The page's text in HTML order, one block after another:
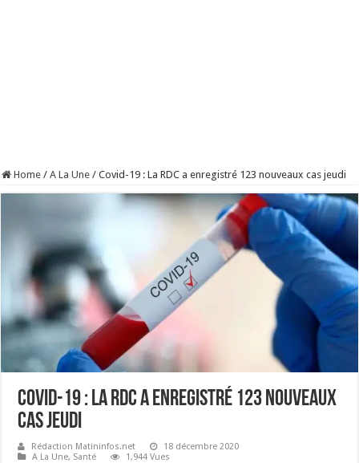
Home / A La Une / Covid-19 : La RDC a enregistré 123 nouveaux cas jeudi
Covid-19 : La RDC a enregistré 123 nouveaux
cas jeudi
Rédaction Matininfos.net
18 décembre 2020
A La Une, Santé 1,944 Vues